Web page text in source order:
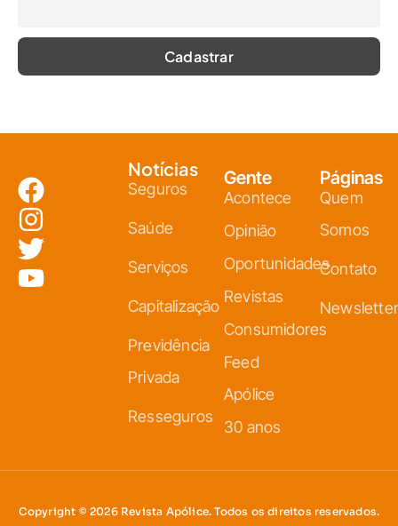
Notícias
Seguros
Saúde
Serviços
Capitalização
Previdência
Privada
Resseguros
Gente
Acontece
Opinião
Oportunidades
Revistas
Consumidores
Feed
Apólice
30 anos
Páginas
Quem
Somos
Contato
Newsletter
Copyright © 2026 Revista Apólice. Todos os direitos reservados.